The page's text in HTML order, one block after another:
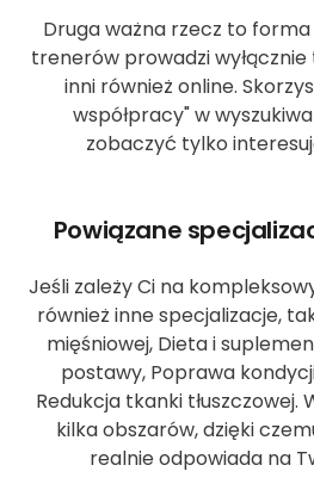
Druga ważna rzecz to forma
trenerów prowadzi
inni również online.
współpracy" w
zobaczyć tylko
Powiązane
Jeśli zależy Ci na
również inne specjalizacje,
mięśniowej, Dieta i
postawy, Poprawa
Redukcja tkanki tłuszczowej.
kilka obszarów, dzięki
realnie odpowiada na